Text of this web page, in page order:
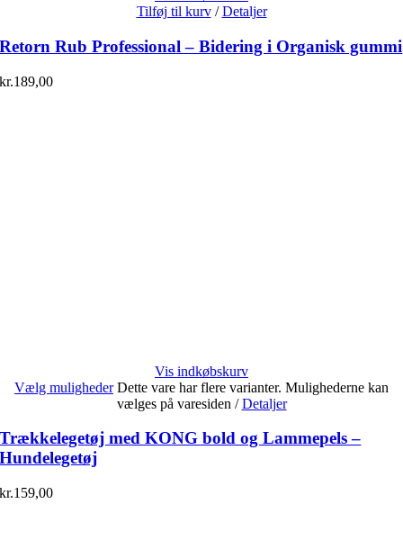
Tilføj til kurv / Detaljer
Retorn Rub Professional – Bidering i Organisk gummi
kr.189,00
Vis indkøbskurv
Vælg muligheder Dette vare har flere varianter. Mulighederne kan
vælges på varesiden / Detaljer
Trækkelegetøj med KONG bold og Lammepels –
Hundelegetøj
kr.159,00